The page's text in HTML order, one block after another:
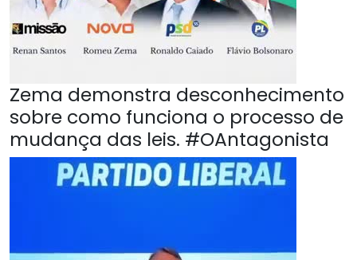
Zema demonstra desconhecimento
sobre como funciona o processo de
mudança das leis. #OAntagonista